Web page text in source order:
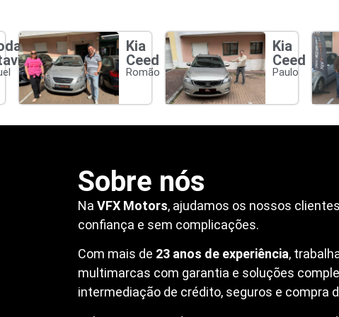
Kia
Ceed
Romão
Kia
Ceed
Paulo
Sobre nós
Na VFX Motors, ajudamos os nossos
confiança e sem complicações.
Com mais de 23 anos de experiência,
multimarcas com garantia e soluções
intermediação de crédito, seguros e compra